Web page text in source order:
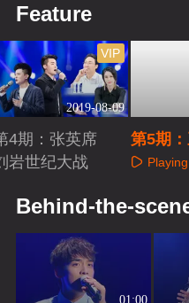
Feature
2019-08-09
VIP
4期：张英席
岩世纪大战
第5期
演全程
Playing
Behind-the-
01:00